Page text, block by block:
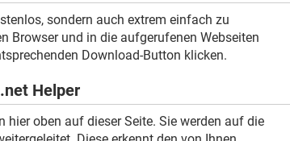
sondern auch extrem einfach zu
Browser und in die aufgerufenen Webseiten
Download-Button klicken.
Helper
hier oben auf dieser Seite. Sie werden auf die